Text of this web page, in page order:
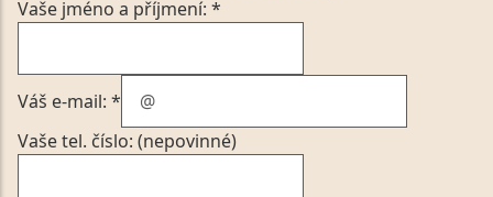
Vaše jméno a příjmení: *
Váš e-mail: *
Vaše tel. číslo: (nepovinné)